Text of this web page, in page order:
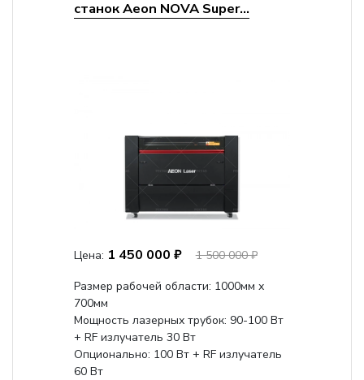
станок Aeon NOVA Super...
Цена: 1 450 000 ₽
1 500 000 ₽
Размер рабочей области: 1000мм х
700мм
Мощность лазерных трубок: 90-100 Вт
+ RF излучатель 30 Вт
Опционально: 100 Вт + RF излучатель
60 Вт